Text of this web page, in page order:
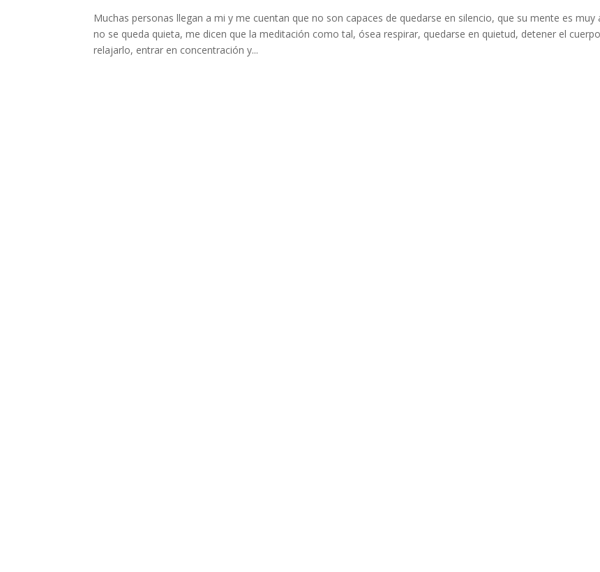
Muchas personas llegan a mi y me cuentan que no son capaces de quedarse en silencio, que su mente es muy
no se queda quieta, me dicen que la meditación como tal, ósea respirar, quedarse en quietud, detener el
relajarlo, entrar en concentración y...